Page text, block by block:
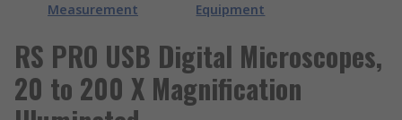
Measurement
Equipment
RS PRO USB Digital Microscopes,
20 to 200 X Magnification